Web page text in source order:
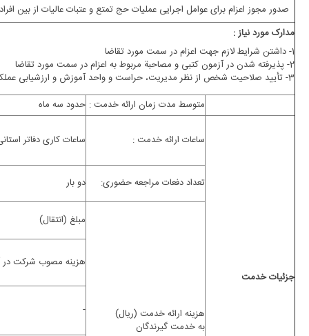
صدور مجوز اعزام برای عوامل اجرایی عملیات حج تمتع و عتبات عالیات از بین
مدارک مورد نیاز :
1- داشتن شرایط لازم جهت اعزام در سمت مورد تقاضا
2- پذیرفته شدن در آزمون کتبی و مصاحبة مربوط به اعزام در سمت مورد تقاضا
3- تأیید صلاحیت شخص از نظر مدیریت، حراست و واحد آموزش و ارزشیابی عملکرد حج و زیارت
متوسط مدت زمان ارائه خدمت : حدود سه ماه
جزئیات خدمت
ساعات ارائه خدمت : ساعات کاری دفاتر
تعداد دفعات مراجعه حضوری: دو بار
هزینه ارائه خدمت (ریال)
به خدمت گیرندگان
مبلغ (انتقال)
هزینه مصوب شرکت در
-